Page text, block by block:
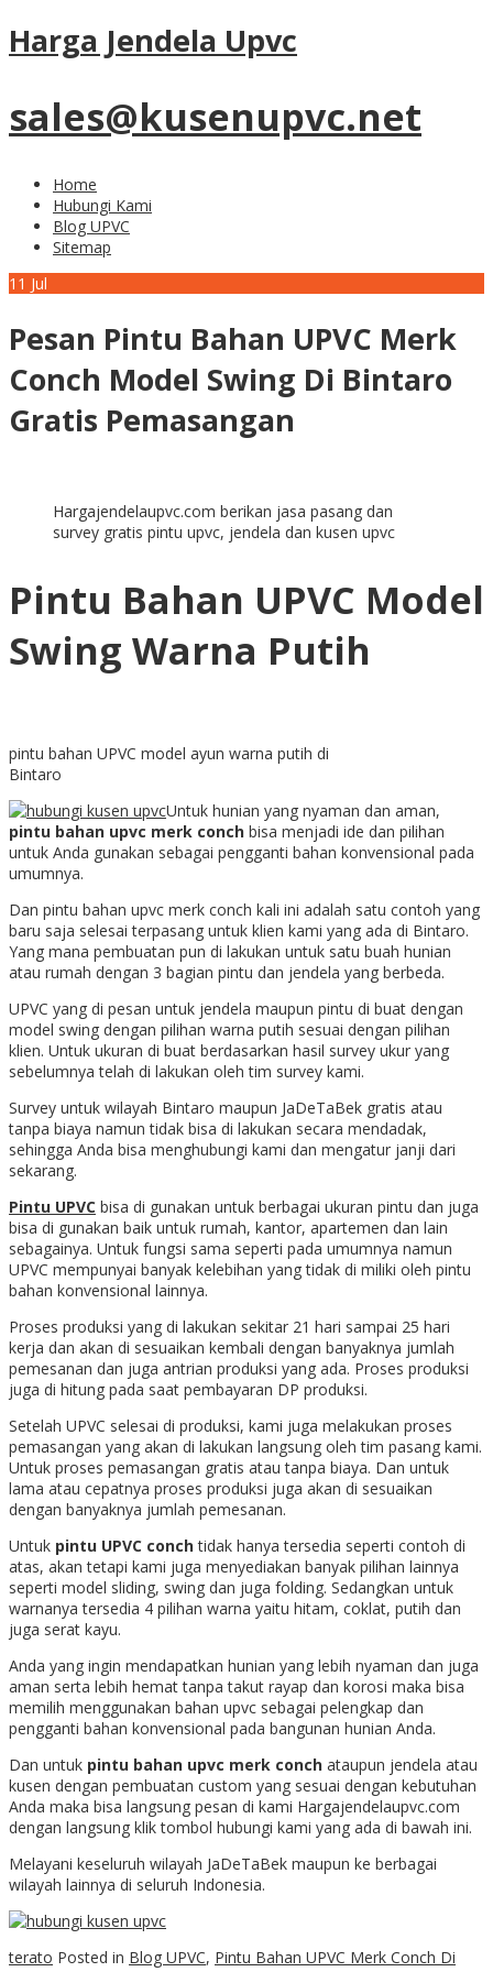
Harga Jendela Upvc
sales@kusenupvc.net
Home
Hubungi Kami
Blog UPVC
Sitemap
11 Jul
Pesan Pintu Bahan UPVC Merk
Conch Model Swing Di Bintaro
Gratis Pemasangan
Hargajendelaupvc.com berikan jasa pasang dan
survey gratis pintu upvc, jendela dan kusen upvc
Pintu Bahan UPVC Model
Swing Warna Putih
pintu bahan UPVC model ayun warna putih di
Bintaro
Untuk hunian yang nyaman dan aman,
pintu bahan upvc merk conch bisa menjadi ide dan pilihan
untuk Anda gunakan sebagai pengganti bahan konvensional pada
umumnya.
Dan pintu bahan upvc merk conch kali ini adalah satu contoh yang
baru saja selesai terpasang untuk klien kami yang ada di Bintaro.
Yang mana pembuatan pun di lakukan untuk satu buah hunian
atau rumah dengan 3 bagian pintu dan jendela yang berbeda.
UPVC yang di pesan untuk jendela maupun pintu di buat dengan
model swing dengan pilihan warna putih sesuai dengan pilihan
klien. Untuk ukuran di buat berdasarkan hasil survey ukur yang
sebelumnya telah di lakukan oleh tim survey kami.
Survey untuk wilayah Bintaro maupun JaDeTaBek gratis atau
tanpa biaya namun tidak bisa di lakukan secara mendadak,
sehingga Anda bisa menghubungi kami dan mengatur janji dari
sekarang.
Pintu UPVC bisa di gunakan untuk berbagai ukuran pintu dan juga
bisa di gunakan baik untuk rumah, kantor, apartemen dan lain
sebagainya. Untuk fungsi sama seperti pada umumnya namun
UPVC mempunyai banyak kelebihan yang tidak di miliki oleh pintu
bahan konvensional lainnya.
Proses produksi yang di lakukan sekitar 21 hari sampai 25 hari
kerja dan akan di sesuaikan kembali dengan banyaknya jumlah
pemesanan dan juga antrian produksi yang ada. Proses produksi
juga di hitung pada saat pembayaran DP produksi.
Setelah UPVC selesai di produksi, kami juga melakukan proses
pemasangan yang akan di lakukan langsung oleh tim pasang kami.
Untuk proses pemasangan gratis atau tanpa biaya. Dan untuk
lama atau cepatnya proses produksi juga akan di sesuaikan
dengan banyaknya jumlah pemesanan.
Untuk pintu UPVC conchtidak hanya tersedia seperti contoh di
atas, akan tetapi kami juga menyediakan banyak pilihan lainnya
seperti model sliding, swing dan juga folding. Sedangkan untuk
warnanya tersedia 4 pilihan warna yaitu hitam, coklat, putih dan
juga serat kayu.
Anda yang ingin mendapatkan hunian yang lebih nyaman dan juga
aman serta lebih hemat tanpa takut rayap dan korosi maka bisa
memilih menggunakan bahan upvc sebagai pelengkap dan
pengganti bahan konvensional pada bangunan hunian Anda.
Dan untuk pintu bahan upvc merk conch ataupun jendela atau
kusen dengan pembuatan custom yang sesuai dengan kebutuhan
Anda maka bisa langsung pesan di kami Hargajendelaupvc.com
dengan langsung klik tombol hubungi kami yang ada di bawah ini.
Melayani keseluruh wilayah JaDeTaBek maupun ke berbagai
wilayah lainnya di seluruh Indonesia.
terato Posted in Blog UPVC, Pintu Bahan UPVC Merk Conch Di